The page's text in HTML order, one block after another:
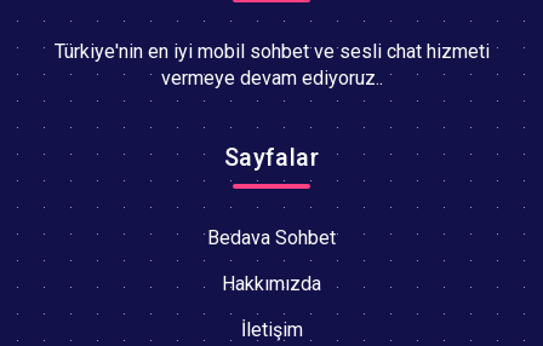
Türkiye'nin en iyi mobil sohbet ve sesli chat hizmeti
vermeye devam ediyoruz..
Sayfalar
Bedava Sohbet
Hakkımızda
İletişim